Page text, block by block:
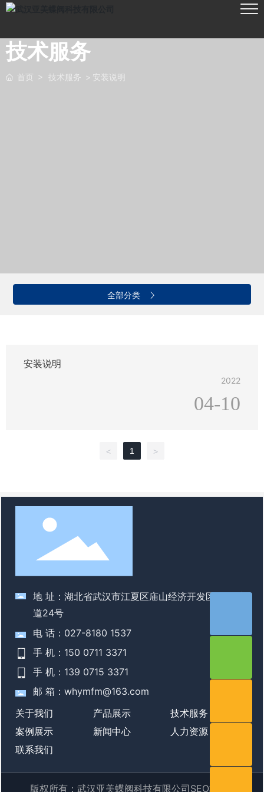
技术服务
首页 技术服务 安装说明
全部分类
安装说明
2022
04-10
< 1 >
地 址：湖北省武汉市江夏区庙山经济开发区 江夏大
道24号
电 话：027-8180 1537
手 机：150 0711 3371
手 机：139 0715 3371
邮 箱：whymfm@163.com
关于我们
产品展示
技术服务
案例展示
新闻中心
人力资源
联系我们
版权所有：武汉亚美蝶阀科技有限公司 SEO标签